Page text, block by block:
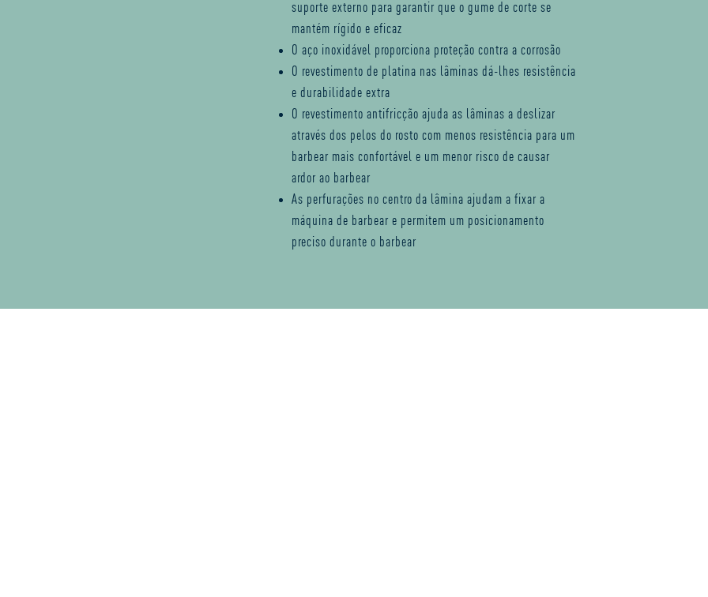
suporte externo para garantir que o gume de corte se
mantém rígido e eficaz
O aço inoxidável proporciona proteção contra a corrosão
O revestimento de platina nas lâminas dá-lhes resistência
e durabilidade extra
O revestimento antifricção ajuda as lâminas a deslizar
através dos pelos do rosto com menos resistência para um
barbear mais confortável e um menor risco de causar
ardor ao barbear
As perfurações no centro da lâmina ajudam a fixar a
máquina de barbear e permitem um posicionamento
preciso durante o barbear